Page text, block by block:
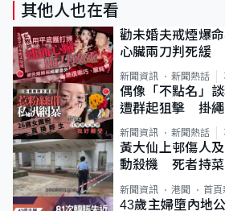
其他人也在看
勸未婚夫戒煙爆
心臟兩刀判死緩
新聞資訊 新聞熱話
偶像「不點名」
遭群起狙擊 掛繩
新聞資訊 新聞熱話
黃大仙上邨傷人
動殺機 死者持菜
新聞資訊 港聞 首頁
43歲主婦墮內地